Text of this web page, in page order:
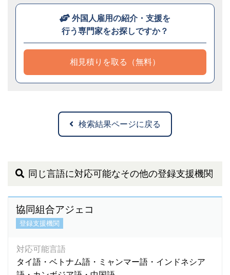
外国人雇用の紹介・支援を
行う専門家をお探しですか？
相見積りを取る（無料）
検索結果ページに戻る
同じ言語に対応可能なその他の登録支援機関
協同組合アジェコ
登録支援機関
対応可能言語
タイ語・ベトナム語・ミャンマー語・インドネシア